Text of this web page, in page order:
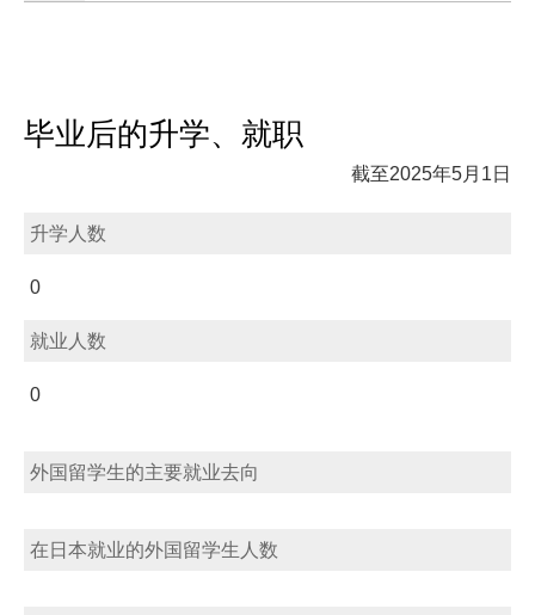
毕业后的升学、就职
截至2025年5月1日
升学人数
0
就业人数
0
外国留学生的主要就业去向
在日本就业的外国留学生人数